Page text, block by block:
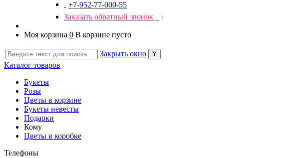
+7-952-77-000-55
Заказать обратный звонок
Моя корзина 0 В корзине пусто
Закрыть окно
Каталог товаров
Букеты
Розы
Цветы в корзине
Букеты невесты
Подарки
Кому
Цветы в коробке
Телефоны